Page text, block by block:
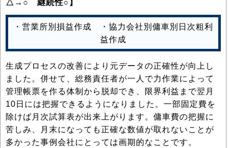
△→○ 継続性○】
・営業所別損益作成 ・協力会社別傭車別日次粗利
益作成
生成プロセスの改善により元データの正確性が向上し
ました。併せて、総務責任者が一人で力作業によって
管理帳票を作る体制から脱却でき、限界利益まで翌月
10日には把握できるようになりました。一部固定費を
除けば月次試算表が出来上がります。傭車費の把握に
苦しみ、月末になっても正確な数値が取れないことが
多かった事例会社にとっては画期的なことです。